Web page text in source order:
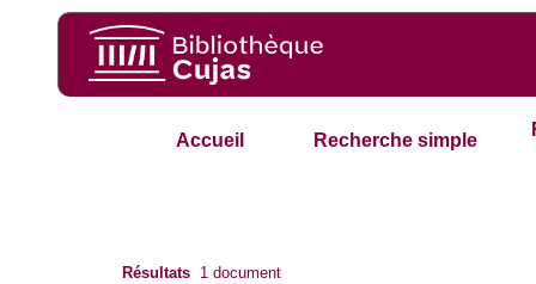
Accueil Recherche simple
Résultats 1 document